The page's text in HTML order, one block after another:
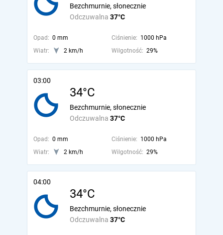
Odczuwalna 37°C
Bezchmurnie, słonecznie
Opad: 0 mm Ciśnienie: 1000 hPa
Wiatr:
2 km/h Wilgotność: 29%
03:00
34°C
Odczuwalna 37°C
Bezchmurnie, słonecznie
Opad: 0 mm Ciśnienie: 1000 hPa
Wiatr:
2 km/h Wilgotność: 29%
04:00
34°C
Odczuwalna 37°C
Bezchmurnie, słonecznie